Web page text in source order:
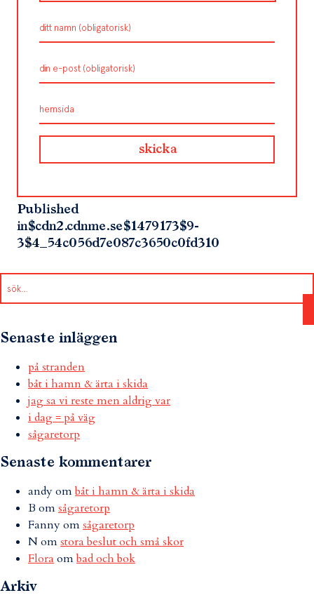
Published
in$cdn2.cdnme.se$1479173$9-
3$4_54c056d7e087c3650c0fd310
Senaste inläggen
på stranden
båt i hamn & ärta i skida
jag sa vi reste men aldrig var
i dag = på väg
sågaretorp
Senaste kommentarer
andyombåt i hamn & ärta i skida
B omsågaretorp
Fannyomsågaretorp
Nomstora beslut och små skor
Flora ombad och bok
Arkiv